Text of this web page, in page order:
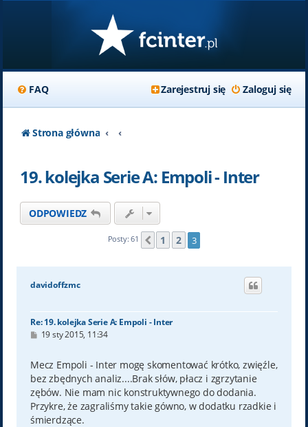
FAQ Zaloguj się
Zarejestruj się
Strona główna
19. kolejka Serie A: Empoli - Inter
ODPOWIEDZ
Posty: 61 Poprzednia
1 2 3
davidoffzmc
Re: 19. kolejka Serie A: Empoli - Inter
P
t
19 sty 2015, 11:34
Mecz Empoli - Inter mogę skomentować krótko, zwięźle,
bez zbędnych analiz....Brak słów, płacz i zgrzytanie
zębów. Nie mam nic konstruktywnego do dodania.
Przykre, że zagraliśmy takie gówno, w dodatku rzadkie i
śmierdzące.